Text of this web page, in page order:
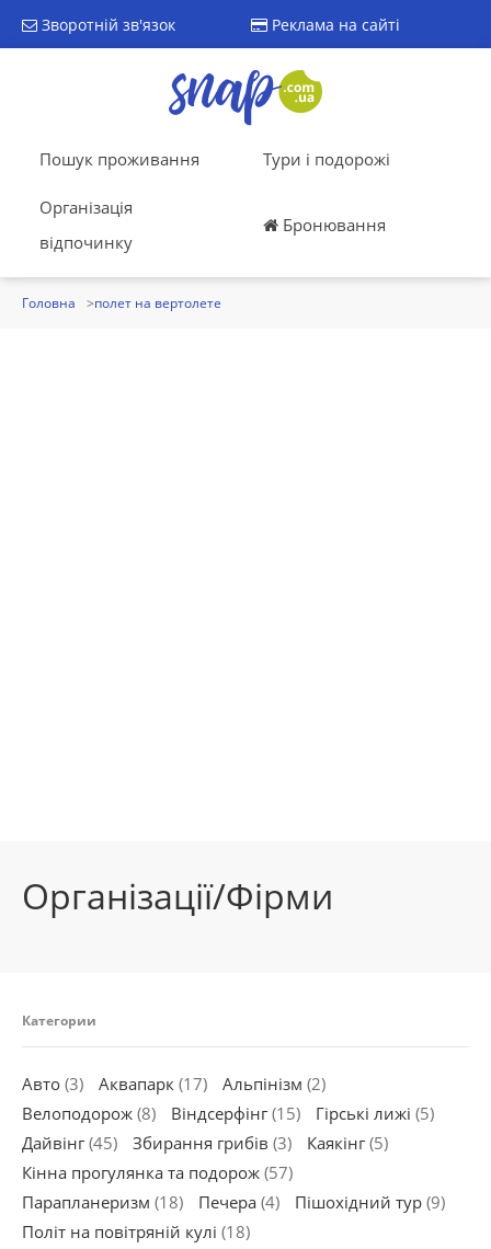
Зворотній зв'язок Реклама на сайті
Пошук проживання Тури і подорожі
Організація
відпочинку
Бронювання
Головна полет на вертолете
Організації/Фірми
Категории
Авто (3) Аквапарк (17) Альпінізм (2)
Велоподорож (8) Віндсерфінг(15) Гірські лижі (5)
Дайвінг(45) Збирання грибів (3) Каякінг(5)
Кінна прогулянка та подорож (57)
Парапланеризм (18) Печера (4) Пішохідний тур (9)
Політ на повітряній кулі (18)